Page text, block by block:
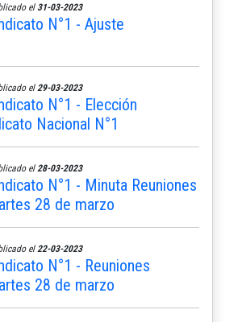
el 31-03-2023
N°1 - Ajuste
el 29-03-2023
N°1 - Elección
Nacional N°1
el 28-03-2023
N°1 - Minuta Reuniones
28 de marzo
el 22-03-2023
N°1 - Reuniones
28 de marzo